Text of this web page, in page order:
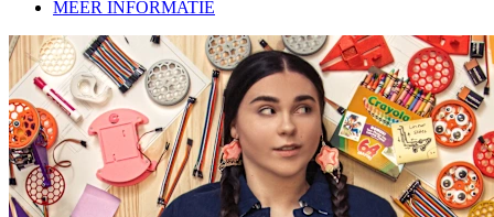
MEER INFORMATIE